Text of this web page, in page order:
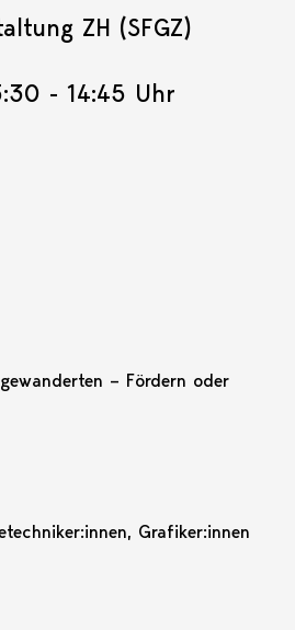
ZH (SFGZ)
- 14:45 Uhr
– Fördern oder
Grafiker:innen